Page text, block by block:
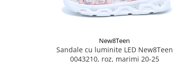
New8Teen
Sandale cu luminite LED New8Teen
0043210, roz, marimi 20-25